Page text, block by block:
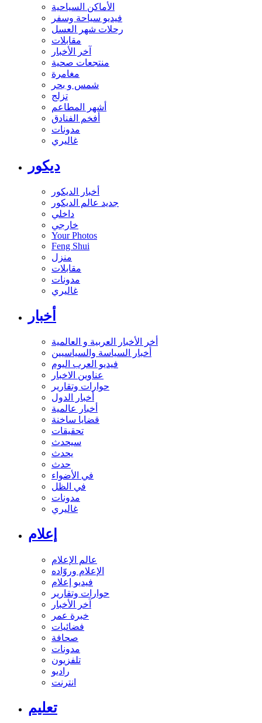
الأماكن السياحية
فيديو سياحة وسفر
رحلات شهر العسل
مقابلات
آخر الأخبار
منتجعات صحية
مغامرة
شمس و بحر
تزلج
أشهر المطاعم
أفخم الفنادق
مدونات
غاليري
ديكور
أخبار الديكور
جديد عالم الديكور
داخلي
خارجي
Your Photos
Feng Shui
منزل
مقابلات
مدونات
غاليري
أخبار
أخر الأخبار العربية و العالمية
أخبار السياسة والسياسيين
فيديو العرب اليوم
عناوين الاخبار
حوارات وتقارير
أخبار الدول
أخبار عالمية
قضايا ساخنة
تحقيقات
سيحدث
يحدث
حدث
في الأضواء
في الظل
مدونات
غاليري
إعلام
عالم الإعلام
الإعلام وروّاده
فيديو إعلام
حوارات وتقارير
آخر الأخبار
خبرة عمر
فضائيات
صحافة
مدونات
تلفزيون
راديو
انترنت
تعليم